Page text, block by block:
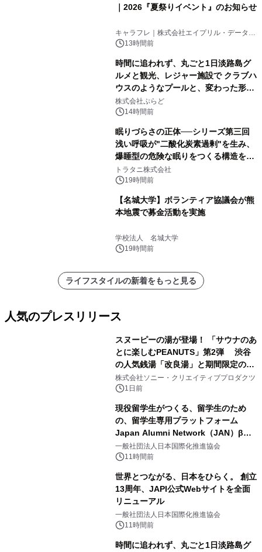
｜2026『夏祭りイベント』のお知らせ
キャラフレ｜株式会社エイプリル・データ・
デザインズ
13時間前
時間に追われず、丸ごと1日淡路島グ
ルメと観光、レジャー施設で クラブハ
ウスのようなプールと、変わった形の
サウナも 「THE BOXY AWAJI」のお
得な素泊まり連泊プランで
株式会社ぷらど
14時間前
眠りづらさの正体──シリーズ第三回
浅い呼吸が"二酸化炭素過剰"を生み、
爆睡型の危険な眠りをつくる構造を解
説
トラタニ株式会社
19時間前
【名城大学】ボランティア協議会が熊
本地震で募金活動を実施
学校法人 名城大学
19時間前
ライフスタイルの新着をもっと見る
人気のプレスリリース
スヌーピーの湯が登場！ 「サウナのあ
とに楽しむPEANUTS」第2弾 渋谷
の人気銭湯「改良湯」と期間限定のコ
ラボレーション サウナイキタイコラ
ボグッズも発売決定！
株式会社ソニー・クリエイティブプロダクツ
1日前
現役留学生がつくる、留学生のため
の、留学生専用プラットフォーム
Japan Alumni Network（JAN）β版
をリリース
一般社団法人日本国際化推進協会
11時間前
世界とつながる、日本をひらく。 創立
13周年、JAPI公式Webサイトを全面
リニューアル
一般社団法人日本国際化推進協会
11時間前
時間に追われず、丸ごと1日淡路島グ